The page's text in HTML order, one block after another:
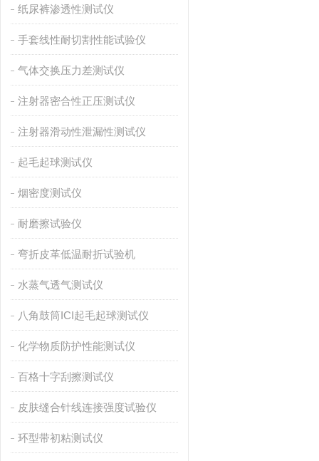
纸尿裤渗透性测试仪
手套线性耐切割性能试验仪
气体交换压力差测试仪
注射器密合性正压测试仪
注射器滑动性泄漏性测试仪
起毛起球测试仪
烟密度测试仪
耐磨擦试验仪
弯折皮革低温耐折试验机
水蒸气透气测试仪
八角鼓筒ICI起毛起球测试仪
化学物质防护性能测试仪
百格十字刮擦测试仪
皮肤缝合针线连接强度试验仪
环型带初粘测试仪